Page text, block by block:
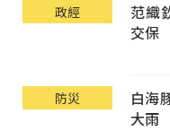
政經
范織
交保
防災
白海
大雨